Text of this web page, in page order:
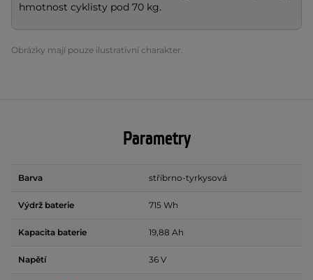
hmotnost cyklisty pod 70 kg.
Obrázky mají pouze ilustrativní charakter.
Parametry
Barva stříbrno-tyrkysová
Výdrž baterie 715 Wh
Kapacita baterie 19,88 Ah
Napětí 36 V